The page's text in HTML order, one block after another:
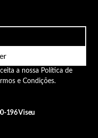
a nossa Política de
e Condições.
196 Viseu